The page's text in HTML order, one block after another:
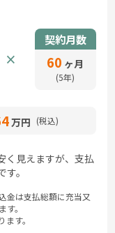
×
契約月数
60 ヶ月
(5年)
万円 (税込)
く見えますが、支払
。
金は支払総額に充当又
。
す。